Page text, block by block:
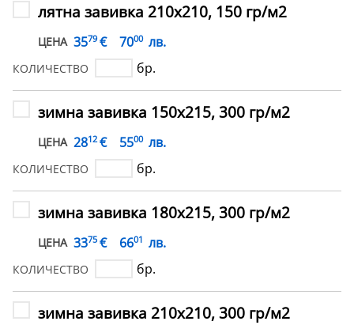
лятна завивка 210х210, 150 гр/м2
ЦЕНА 3579 € 7000 лв.
КОЛИЧЕСТВО бр.
зимна завивка 150х215, 300 гр/м2
ЦЕНА 2812 € 5500 лв.
КОЛИЧЕСТВО бр.
зимна завивка 180х215, 300 гр/м2
ЦЕНА 3375 € 6601 лв.
КОЛИЧЕСТВО бр.
зимна завивка 210х210, 300 гр/м2